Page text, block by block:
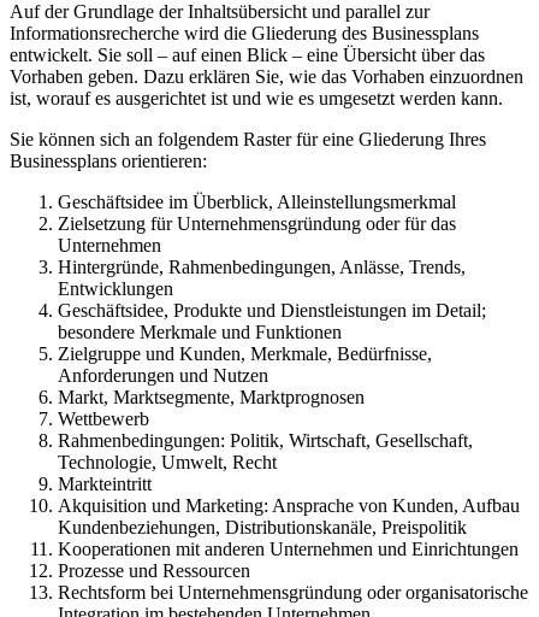
Auf der Grundlage der Inhaltsübersicht und parallel zur
Informationsrecherche wird die Gliederung des Businessplans
entwickelt. Sie soll – auf einen Blick – eine Übersicht über das
Vorhaben geben. Dazu erklären Sie, wie das Vorhaben einzuordnen
ist, worauf es ausgerichtet ist und wie es umgesetzt werden kann.
Sie können sich an folgendem Raster für eine Gliederung Ihres
Businessplans orientieren:
Geschäftsidee im Überblick, Alleinstellungsmerkmal
Zielsetzung für Unternehmensgründung oder für das
Unternehmen
Hintergründe, Rahmenbedingungen, Anlässe, Trends,
Entwicklungen
Geschäftsidee, Produkte und Dienstleistungen im Detail;
besondere Merkmale und Funktionen
Zielgruppe und Kunden, Merkmale, Bedürfnisse,
Anforderungen und Nutzen
Markt, Marktsegmente, Marktprognosen
Wettbewerb
Rahmenbedingungen: Politik, Wirtschaft, Gesellschaft,
Technologie, Umwelt, Recht
Markteintritt
Akquisition und Marketing: Ansprache von Kunden, Aufbau
Kundenbeziehungen, Distributionskanäle, Preispolitik
Kooperationen mit anderen Unternehmen und Einrichtungen
Prozesse und Ressourcen
Rechtsform bei Unternehmensgründung oder organisatorische